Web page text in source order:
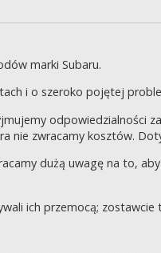
marki Subaru.
i o szeroko pojętej
odpowiedzialności
zwracamy kosztów.
dużą uwagę na to,
ich przemocą;